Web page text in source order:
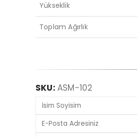
Yükseklik
Toplam Ağırlık
SKU: ASM-102